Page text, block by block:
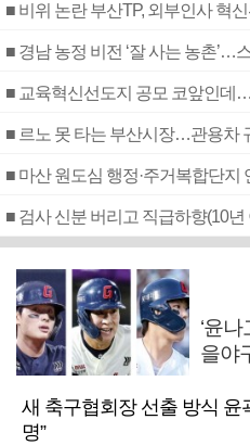
■ 비위 논란 부산TP, 외부인사 혁신
■ 경남 농정 비전 ‘잘 사는 농촌’…
■ 교육혁신선도지 공모 코앞인데…
■ 르노 못 타는 부산시장…관용차
■ 마산 원도심 행정·주거복합단지
‘윤
을야
새 축구협회장 선출 방식
명”